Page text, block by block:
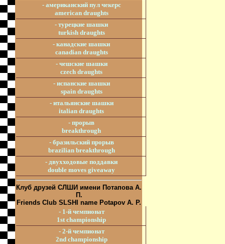
- американский пул чекерс
american draughts
- турецкие шашки
turkish draughts
- канадские шашки
canadian draughts
- чешские шашки
czech draughts
- испанские шашки
spain draughts
- итальянские шашки
italian draughts
- прорыв
breakthrough
- бразильский прорыв
brazilian breakthrough
- двухходовые поддавки
double moves giveaway
Клуб друзей СЛШИ имени Потапова А.
П.
Friends Club SLSHI name Potapov A. P.
- 1-й чемпионат
1st championship
- 2-й чемпионат
2nd championship